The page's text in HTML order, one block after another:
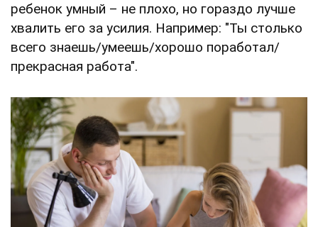
ребенок умный – не плохо, но гораздо лучше
хвалить его за усилия. Например: "Ты столько
всего знаешь/умеешь/хорошо поработал/
прекрасная работа".